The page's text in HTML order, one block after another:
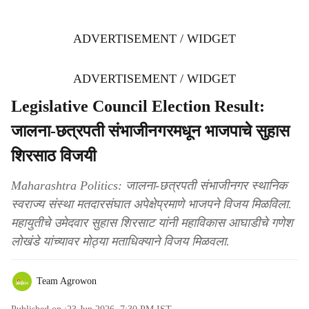
ADVERTISEMENT / WIDGET
ADVERTISEMENT / WIDGET
Legislative Council Election Result:
जालना-छत्रपती संभाजीनगरमधून भाजपाचे सुहास
शिरसाठ विजयी
Maharashtra Politics: जालना-छत्रपती संभाजीनगर स्थानिक
स्वराज्य संस्था मतदारसंघात अपेक्षेप्रमाणे भाजपने विजय मिळविला.
महायुतीचे उमेदवार सुहास शिरसाट यांनी महाविकास आघाडीचे गणेश
लोखंडे यांच्यावर मोठ्या मताधिक्याने विजय मिळवला.
Team Agrowon